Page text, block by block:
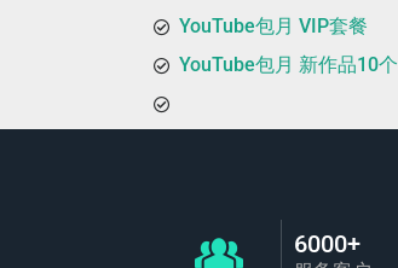
YouTube包月 VIP套餐
YouTube包月 新作品10个
6000+